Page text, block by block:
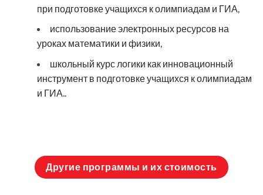
при подготовке учащихся к олимпиадам и ГИА,
использование электронных ресурсов на
уроках математики и физики,
школьный курс логики как инновационный
инструмент в подготовке учащихся к олимпиадам
и ГИА..
Другие программы и их стоимость